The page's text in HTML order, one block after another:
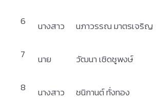
6 นางสาว นภาวรรณ มาตรเจริญ
7 นาย วัฒนา เชิดชูพงษ์
8 นางสาว ชนิกานต์ ทั่งทอง